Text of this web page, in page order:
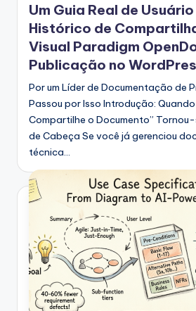
Um Guia Real de
Histórico de
Visual Paradigm
Publicação no
Por um Líder de Documentação de
Passou por Isso Introdução:
Compartilhe o Documento”
de Cabeça Se você já gerenciou
técnica…